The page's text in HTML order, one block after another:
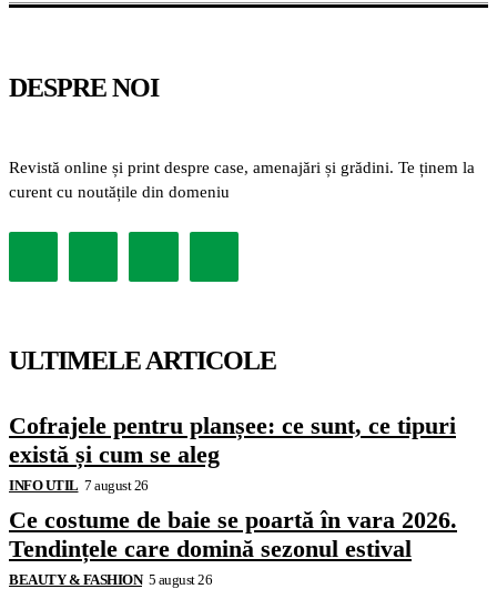
DESPRE NOI
Revistă online și print despre case, amenajări și grădini. Te ținem la
curent cu noutățile din domeniu
ULTIMELE ARTICOLE
Cofrajele pentru planșee: ce sunt, ce tipuri
există și cum se aleg
INFO UTIL 7 august 26
Ce costume de baie se poartă în vara 2026.
Tendințele care domină sezonul estival
BEAUTY & FASHION 5 august 26